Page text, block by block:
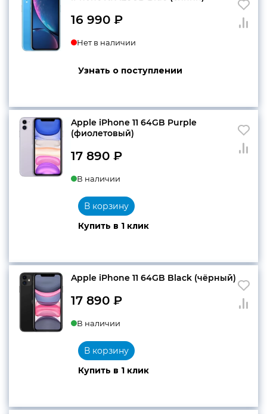
16 990 ₽
Нет в наличии
Узнать о поступлении
Apple iPhone 11 64GB Purple
(фиолетовый)
17 890 ₽
В наличии
Купить в 1 клик
В корзину
Apple iPhone 11 64GB Black (чёрный)
17 890 ₽
В наличии
Купить в 1 клик
В корзину